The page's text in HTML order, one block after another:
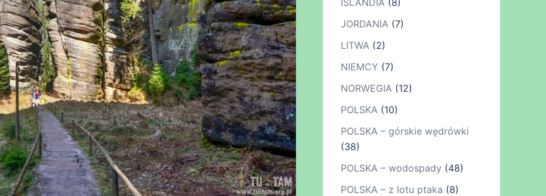
ISLANDIA(8)
JORDANIA(7)
LITWA(2)
NIEMCY (7)
NORWEGIA(12)
POLSKA(10)
POLSKA – górskie wędrówki
(38)
POLSKA – wodospady (48)
POLSKA – z lotu ptaka (8)